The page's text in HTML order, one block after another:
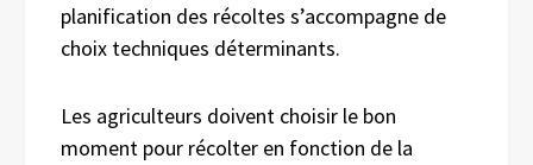
planification des récoltes s’accompagne de
choix techniques déterminants.
Les agriculteurs doivent choisir le bon
moment pour récolter en fonction de la